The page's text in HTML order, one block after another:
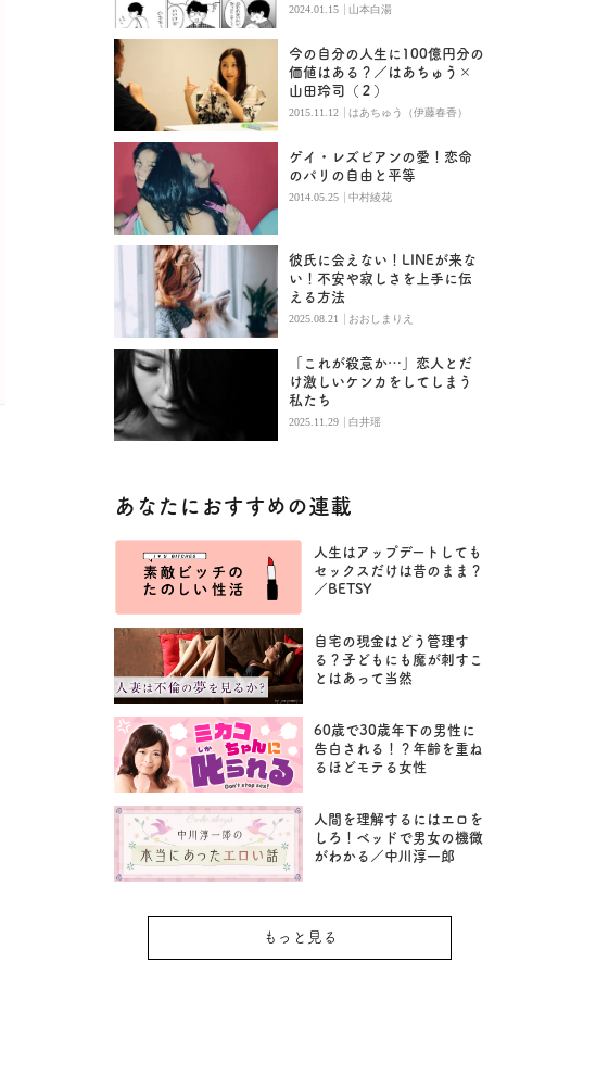
2024.01.15 | 山本白湯
今の自分の人生に100億円分の
価値はある？／はあちゅう×
山田玲司（２）
2015.11.12 | はあちゅう（伊藤春香）
ゲイ・レズビアンの愛！恋命
のパリの自由と平等
2014.05.25 | 中村綾花
彼氏に会えない！LINEが来な
い！不安や寂しさを上手に伝
える方法
2025.08.21 | おおしまりえ
「これが殺意か…」恋人とだ
け激しいケンカをしてしまう
私たち
2025.11.29 | 白井瑶
あなたにおすすめの連載
人生はアップデートしても
セックスだけは昔のまま？
／BETSY
自宅の現金はどう管理す
る？子どもにも魔が刺すこ
とはあって当然
60歳で30歳年下の男性に
告白される！？年齢を重ね
るほどモテる女性
人間を理解するにはエロを
しろ！ベッドで男女の機微
がわかる／中川淳一郎
もっと見る